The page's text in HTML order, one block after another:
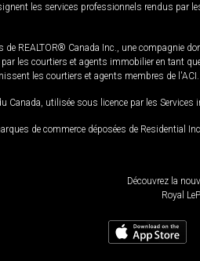
les services professionnels rendus par
REALTOR® Canada Inc., une
les courtiers et agents immobilier en tant
les courtiers et agents membres de l'ACI.
Canada, utilisée sous licence par les
de commerce déposées de Residential
Découvrez la
Royal